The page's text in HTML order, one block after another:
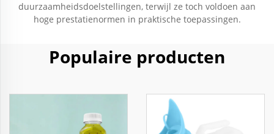
duurzaamheidsdoelstellingen, terwijl ze toch voldoen aan
hoge prestatienormen in praktische toepassingen.
Populaire producten